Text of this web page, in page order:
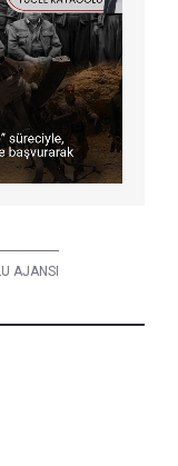
AJANSI